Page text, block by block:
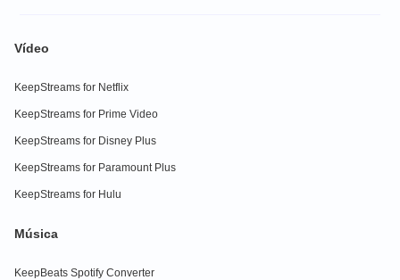
Vídeo
KeepStreams for Netflix
KeepStreams for Prime Video
KeepStreams for Disney Plus
KeepStreams for Paramount Plus
KeepStreams for Hulu
Música
KeepBeats Spotify Converter